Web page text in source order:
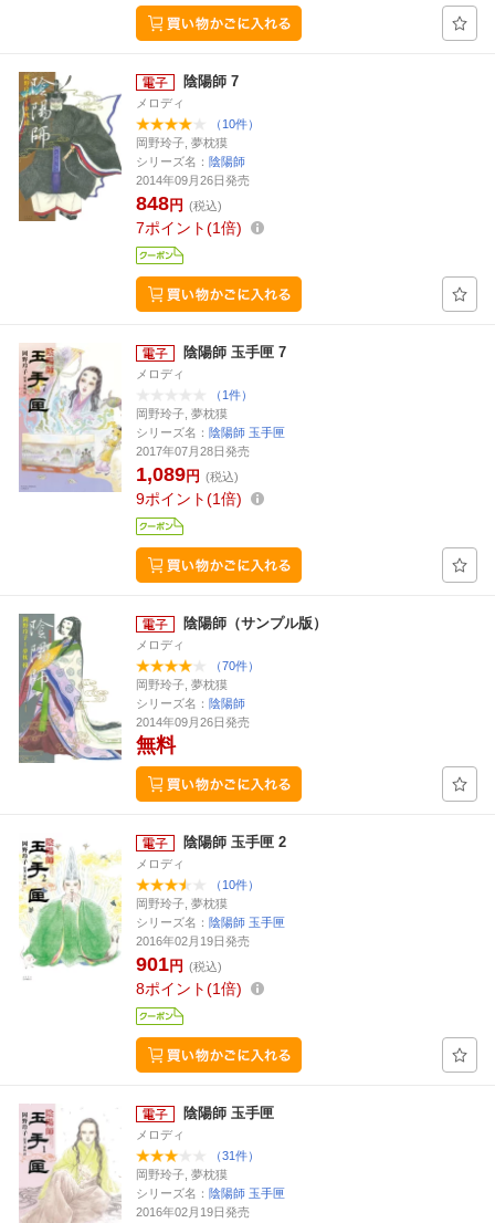
陰陽師 7
メロディ
（10件）
岡野玲子, 夢枕獏
シリーズ名： 陰陽師
2014年09月26日発売
848円 (税込)
7ポイント 1倍
陰陽師 玉手匣 7
メロディ
（1件）
岡野玲子, 夢枕獏
シリーズ名： 陰陽師 玉手匣
2017年07月28日発売
1,089円 (税込)
9ポイント 1倍
陰陽師（サンプル版）
メロディ
（70件）
岡野玲子, 夢枕獏
シリーズ名： 陰陽師
2014年09月26日発売
無料
陰陽師 玉手匣 2
メロディ
（10件）
岡野玲子, 夢枕獏
シリーズ名： 陰陽師 玉手匣
2016年02月19日発売
901円 (税込)
8ポイント 1倍
陰陽師 玉手匣
メロディ
（31件）
岡野玲子, 夢枕獏
シリーズ名： 陰陽師 玉手匣
2016年02月19日発売